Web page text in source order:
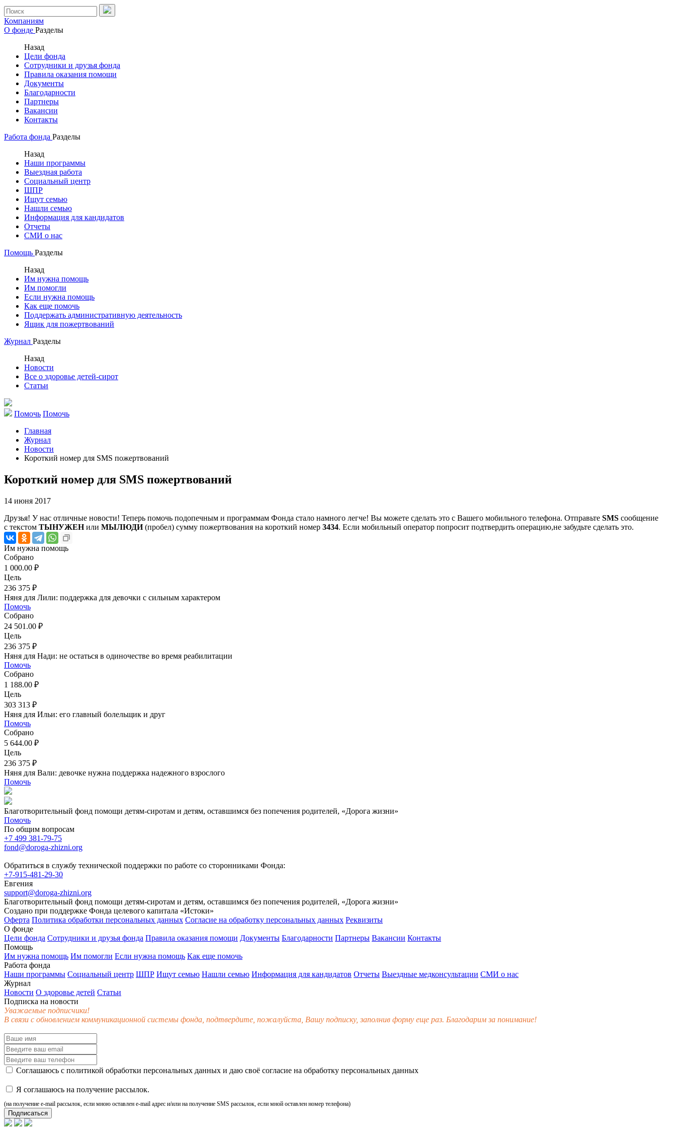
Компаниям
О фонде Разделы
Назад
Цели фонда
Сотрудники и друзья фонда
Правила оказания помощи
Документы
Благодарности
Партнеры
Вакансии
Контакты
Работа фонда Разделы
Назад
Наши программы
Выездная работа
Социальный центр
ШПР
Ищут семью
Нашли семью
Информация для кандидатов
Отчеты
СМИ о нас
Помощь Разделы
Назад
Им нужна помощь
Им помогли
Если нужна помощь
Как еще помочь
Поддержать административную деятельность
Ящик для пожертвований
Журнал Разделы
Назад
Новости
Все о здоровье детей-сирот
Статьи
Помочь Помочь
Главная
Журнал
Новости
Короткий номер для SMS пожертвований
Короткий номер для SMS пожертвований
14 июня 2017
Друзья! У нас отличные новости! Теперь помочь подопечным и программам Фонда стало намного легче! Вы можете сделать это с Вашего мобильного телефона. Отправьте SMS сообщение
с текстом ТЫНУЖЕНили МЫЛЮДИ(пробел) сумму пожертвования на короткий номер 3434. Если мобильный оператор попросит подтвердить операцию,не забудьте сделать это.
Им нужна помощь
Собрано
1 000.00 ₽
Цель
236 375 ₽
Няня для Лили: поддержка для девочки с сильным характером
Помочь
Собрано
24 501.00 ₽
Цель
236 375 ₽
Няня для Нади: не остаться в одиночестве во время реабилитации
Помочь
Собрано
1 188.00 ₽
Цель
303 313 ₽
Няня для Ильи: его главный болельщик и друг
Помочь
Собрано
5 644.00 ₽
Цель
236 375 ₽
Няня для Вали: девочке нужна поддержка надежного взрослого
Помочь
Благотворительный фонд помощи детям-сиротам и детям, оставшимся без попечения родителей, «Дорога жизни»
Помочь
По общим вопросам
+7 499 381-79-75
fond@doroga-zhizni.org
Обратиться в службу технической поддержки по работе со сторонниками Фонда:
+7-915-481-29-30
Евгения
support@doroga-zhizni.org
Благотворительный фонд помощи детям-сиротам и детям, оставшимся без попечения родителей, «Дорога жизни»
Создано при поддержке Фонда целевого капитала «Истоки»
Оферта Политика обработки персональных данных Согласие на обработку персональных данных Реквизиты
О фонде
Цели фонда Сотрудники и друзья фонда Правила оказания помощи Документы Благодарности Партнеры Вакансии Контакты
Помощь
Им нужна помощь Им помогли Если нужна помощь Как еще помочь
Работа фонда
Наши программы Социальный центр ШПР Ищут семью Нашли семью Информация для кандидатов Отчеты Выездные медконсультации СМИ о нас
Журнал
Новости О здоровье детей Статьи
Подписка на новости
Уважаемые подписчики!
В связи с обновлением коммуникационной системы фонда, подтвердите, пожалуйста, Вашу подписку, заполнив форму еще раз. Благодарим за понимание!
Соглашаюсь с политикой обработки персональных данных и даю своё согласие на обработку персональных данных
Я соглашаюсь на получение рассылок.
(на получение e-mail рассылок, если мною оставлен e-mail адрес и/или на получение SMS рассылок, если мной оставлен номер телефона)
Подписаться